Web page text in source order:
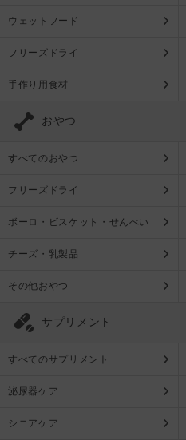
ウェットフード
フリーズドライ
手作り用食材
おやつ
すべてのおやつ
フリーズドライ
ボーロ・ビスケット・せんべい
チーズ・乳製品
その他おやつ
サプリメント
すべてのサプリメント
泌尿器ケア
シニアケア